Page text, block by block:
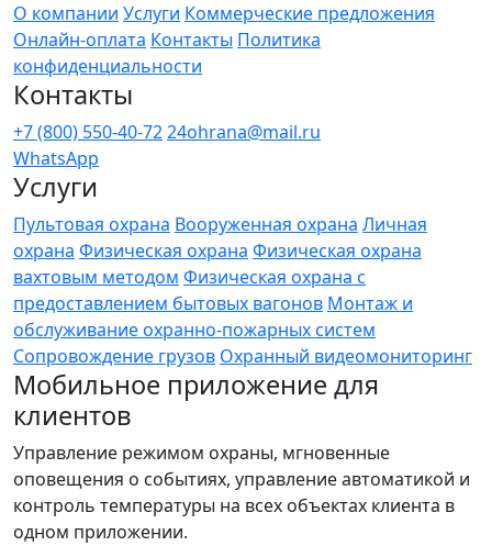
О компании Услуги Коммерческие предложения
Онлайн-оплата Контакты Политика
конфиденциальности
Контакты
+7 (800) 550-40-7224ohrana@mail.ru
WhatsApp
Услуги
Пультовая охрана Вооруженная охрана Личная
охрана Физическая охрана Физическая охрана
вахтовым методом Физическая охрана с
предоставлением бытовых вагонов Монтаж и
обслуживание охранно-пожарных систем
Сопровождение грузов Охранный видеомониторинг
Мобильное приложение для
клиентов
Управление режимом охраны, мгновенные
оповещения о событиях, управление автоматикой и
контроль температуры на всех объектах клиента в
одном приложении.